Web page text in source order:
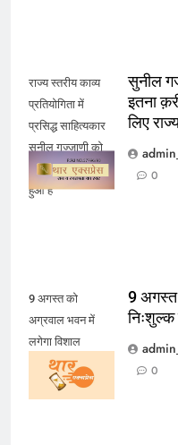
राज्य स्तरीय काव्य
प्रतियोगिता में
प्रसिद्ध साहित्यकार
सुनील गज्जाणी को
प्रथम स्थान प्राप्त
हुआ है
सुनील
इतना
लिए
0
9 अगस्त को
अग्रवाल भवन में
लगेगा विशाल
निःशुल्क चिकित्सा
शिविर
9 अगस्त
निःशुल्क
0